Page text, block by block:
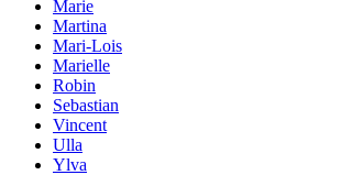
Marie
Martina
Mari-Lois
Marielle
Robin
Sebastian
Vincent
Ulla
Ylva